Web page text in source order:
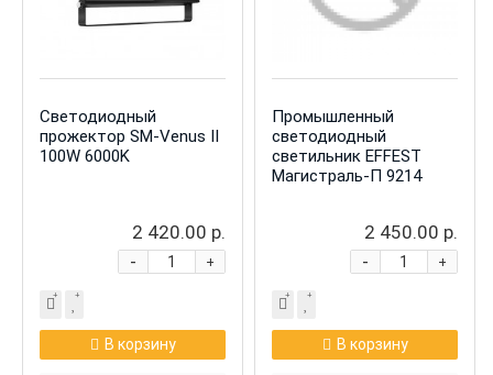
Светодиодный
прожектор SM-Venus II
100W 6000K
2 420.00 р.
+
-
В корзину
Промышленный
светодиодный
светильник EFFEST
Магистраль-П 9214
2 450.00 р.
+
-
В корзину